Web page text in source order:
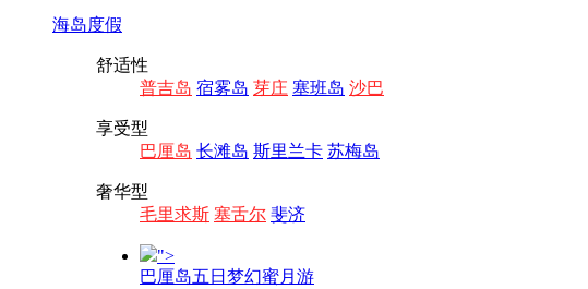
海岛度假
舒适性
普吉岛 宿雾岛 芽庄 塞班岛 沙巴
享受型
巴厘岛 长滩岛 斯里兰卡 苏梅岛
奢华型
毛里求斯 塞舌尔 斐济
">
巴厘岛五日梦幻蜜月游